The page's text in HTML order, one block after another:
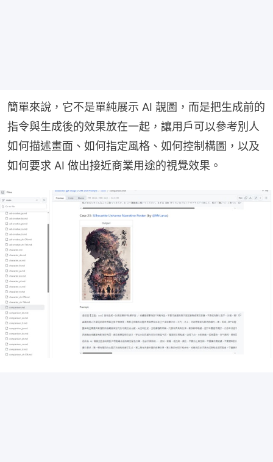
簡單來說，它不是單純展示 AI 靚圖，而是把生成前的
指令與生成後的效果放在一起，讓用戶可以參考別人
如何描述畫面、如何指定風格、如何控制構圖，以及
如何要求 AI 做出接近商業用途的視覺效果。